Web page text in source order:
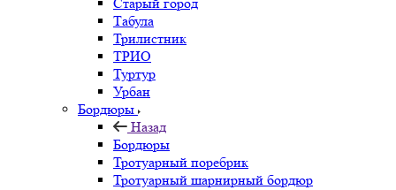
Табула
Трилистник
ТРИО
Туртур
Урбан
Бордюры
Назад
Бордюры
Тротуарный поребрик
Тротуарный шарнирный бордюр